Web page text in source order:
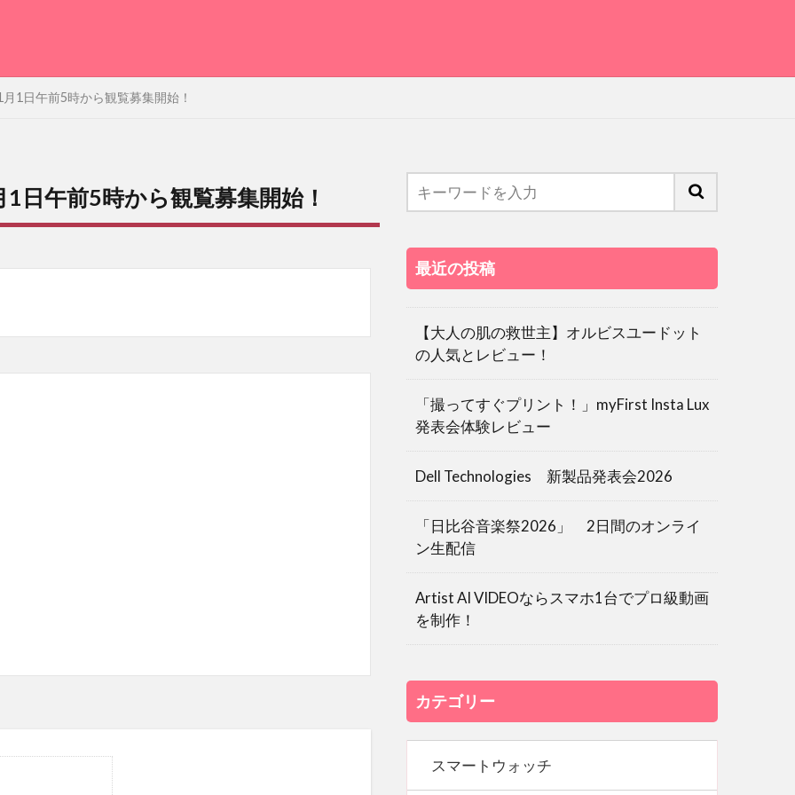
1日午前5時から観覧募集開始！
午前5時から観覧募集開始！
最近の投稿
【大人の肌の救世主】オルビスユードット
の人気とレビュー！
「撮ってすぐプリント！」myFirst Insta Lux
発表会体験レビュー
Dell Technologies 新製品発表会2026
「日比谷音楽祭2026」 2日間のオンライ
ン生配信
Artist AI VIDEOならスマホ1台でプロ級動画
を制作！
カテゴリー
スマートウォッチ